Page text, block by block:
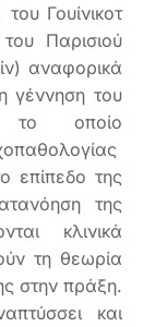
Γουίνικοτ
Παρισιού
αναφορικά
γέννηση του
το οποίο
επίπεδο της
της
κλινικά
τη θεωρία
στην πράξη.
και